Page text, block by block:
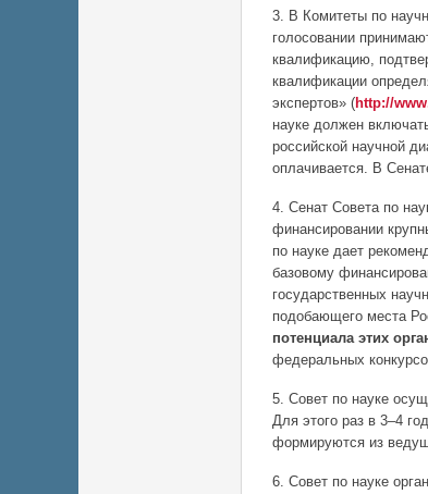
3. В Комитеты по
голосовании
квалификацию,
квалификации
экспертов» (http://
науке должен
российской научной
оплачивается. В
4. Сенат Совета по
финансировании
по науке дает
базовому
государственных
подобающего места
потенциала этих
федеральных
5. Совет по науке
Для этого раз в 3–4
формируются из
6. Совет по науке